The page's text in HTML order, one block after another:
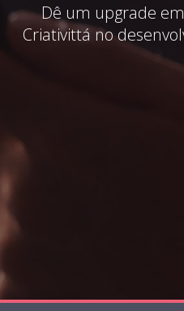
Dê um upgrade
Criativittá no